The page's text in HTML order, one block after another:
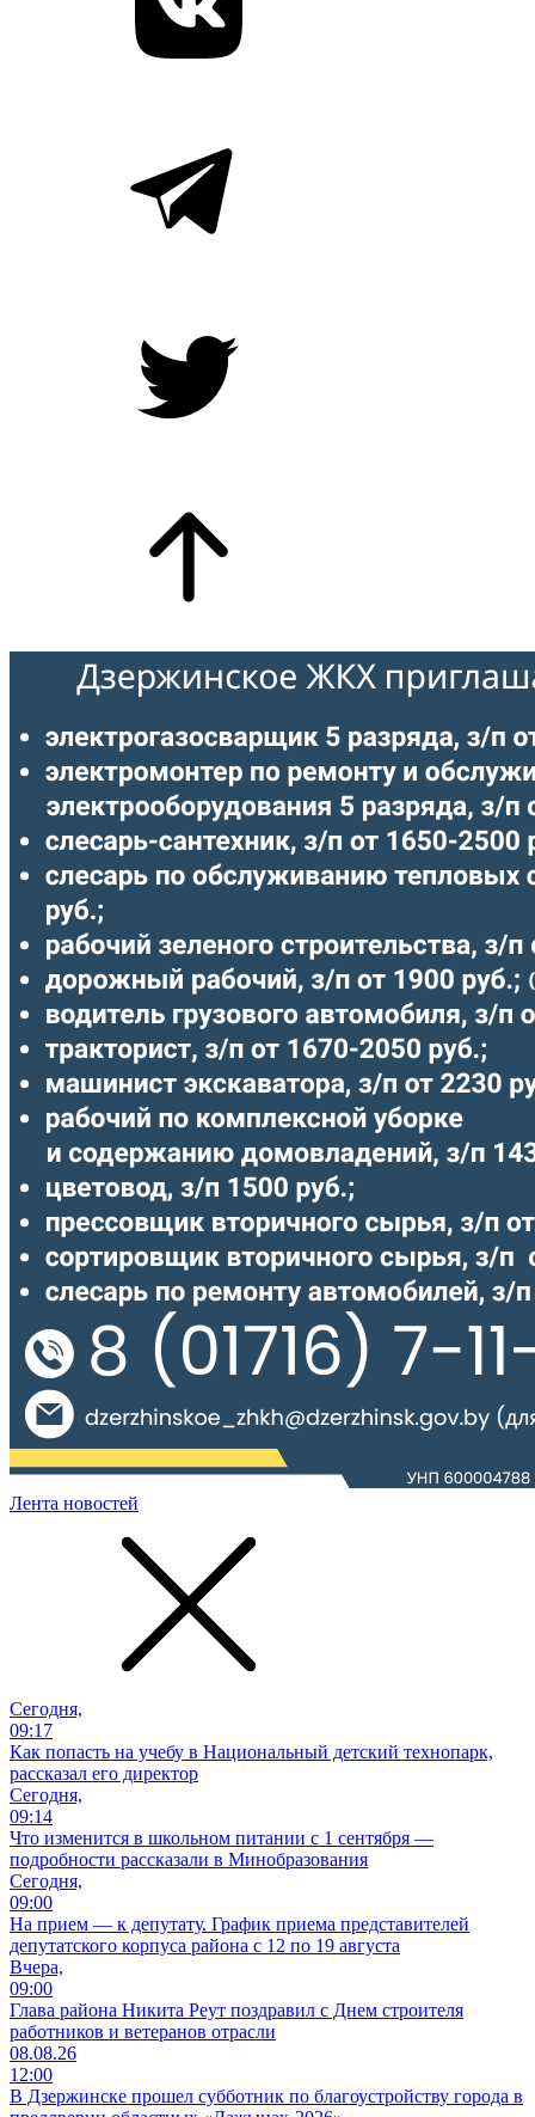
Лента новостей
Сегодня,
09:17
Как попасть на учебу в Национальный детский технопарк,
рассказал его директор
Сегодня,
09:14
Что изменится в школьном питании с 1 сентября —
подробности рассказали в Минобразования
Сегодня,
09:00
На прием — к депутату. График приема представителей
депутатского корпуса района с 12 по 19 августа
Вчера,
09:00
Глава района Никита Реут поздравил с Днем строителя
работников и ветеранов отрасли
08.08.26
12:00
В Дзержинске прошел субботник по благоустройству города в